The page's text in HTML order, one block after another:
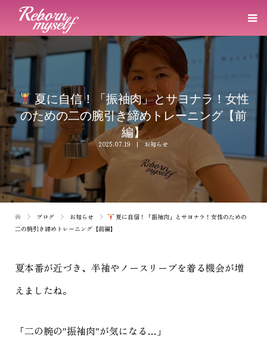
夏に自信！「振袖肉」とサヨナラ！女性
のための二の腕引き締めトレーニング【前
編】
2025.07.19 お知らせ
ブログ お知らせ
夏に自信！「振袖肉」とサヨナラ！女性のための
二の腕引き締めトレーニング【前編】
夏本番が近づき、半袖やノースリーブを着る機会が増
えましたね。
「二の腕の"振袖肉"が気になる…」